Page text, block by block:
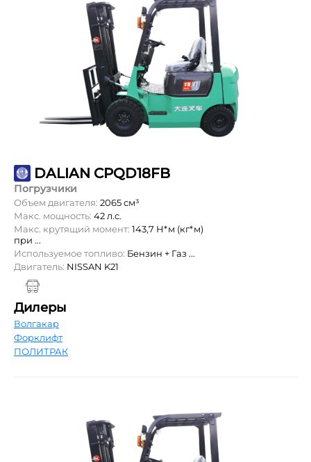
DALIAN CPQD18FB
Погрузчики
Объем двигателя: 2065 см³
Макс. мощность: 42 л.с.
Макс. крутящий момент: 143,7 Н*м (кг*м)
при ...
Используемое топливо: Бензин + Газ ...
Двигатель: NISSAN K21
Дилеры
Волгакар
Форклифт
ПОЛИТРАК